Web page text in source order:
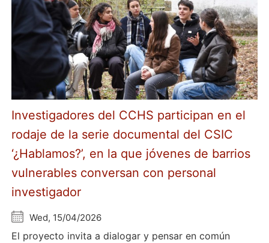
Investigadores del CCHS participan en el
rodaje de la serie documental del CSIC
‘¿Hablamos?’, en la que jóvenes de barrios
vulnerables conversan con personal
investigador
Wed, 15/04/2026
El proyecto invita a dialogar y pensar en común